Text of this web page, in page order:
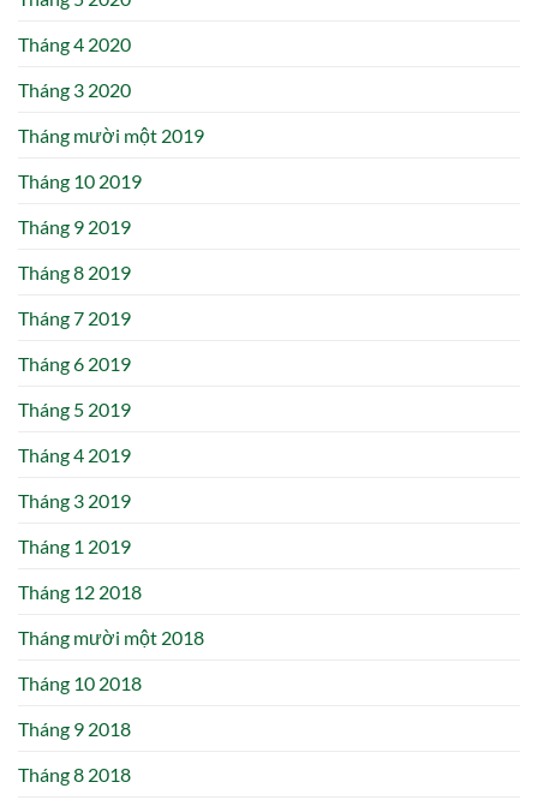
Tháng 4 2020
Tháng 3 2020
Tháng mười một 2019
Tháng 10 2019
Tháng 9 2019
Tháng 8 2019
Tháng 7 2019
Tháng 6 2019
Tháng 5 2019
Tháng 4 2019
Tháng 3 2019
Tháng 1 2019
Tháng 12 2018
Tháng mười một 2018
Tháng 10 2018
Tháng 9 2018
Tháng 8 2018